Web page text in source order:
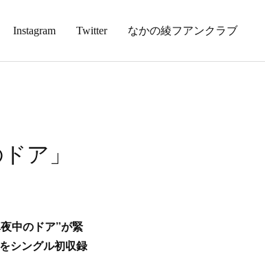
Instagram Twitter なかの綾フアンクラブ
ア」
中のドア”が緊
シングル初収録